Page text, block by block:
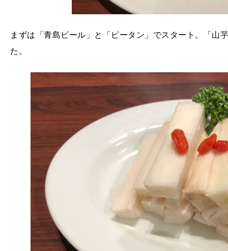
まずは「青島ビール」と「ピータン」でスタート。「山
た。